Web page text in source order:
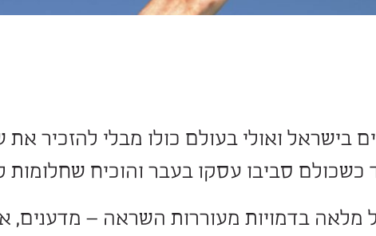
בעולם כולו מבלי להזכיר את